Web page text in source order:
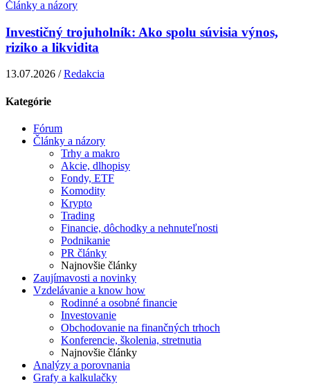
Články a názory
Investičný trojuholník: Ako spolu súvisia výnos,
riziko a likvidita
13.07.2026 /Redakcia
Kategórie
Fórum
Články a názory
Trhy a makro
Akcie, dlhopisy
Fondy, ETF
Komodity
Krypto
Trading
Financie, dôchodky a nehnuteľnosti
Podnikanie
PR články
Najnovšie články
Zaujímavosti a novinky
Vzdelávanie a know how
Rodinné a osobné financie
Investovanie
Obchodovanie na finančných trhoch
Konferencie, školenia, stretnutia
Najnovšie články
Analýzy a porovnania
Grafy a kalkulačky